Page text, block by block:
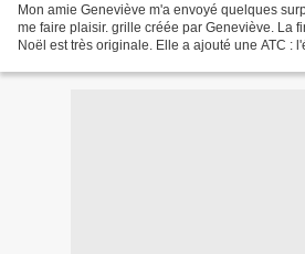
Mon amie Geneviève m'a envoyé quelques
me faire plaisir. grille créée par Geneviève. La
Noël est très originale. Elle a ajouté une ATC :